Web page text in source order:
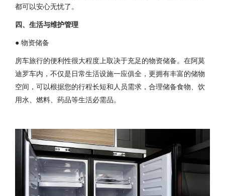
都可以安心无忧了。
四、生活与维护管理
● 物资储备
房车旅行的便利性很大程度上取决于充足的物资储备。在阿莫
迪罗车内，不仅是日常生活设施一应俱全，更拥有丰富的储物
空间，可以根据您的行程长短和人员需求，合理储备食物、饮
用水、燃料、药品等生活必需品。